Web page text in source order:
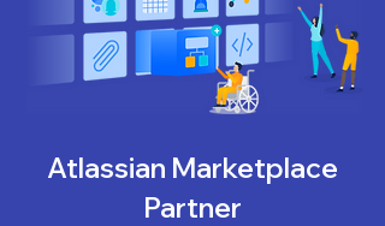
Atlassian Marketplace
Partner